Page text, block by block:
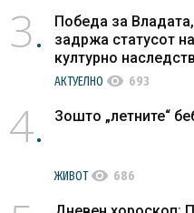
3
Победа за
задржа статусот
културно
АКТУЕЛНО visibility 693
4 Зошто „летните“
ЖИВОТvisibility 686